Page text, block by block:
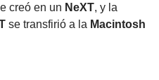
creó en un NeXT, y la
se transfirió a la Macintosh